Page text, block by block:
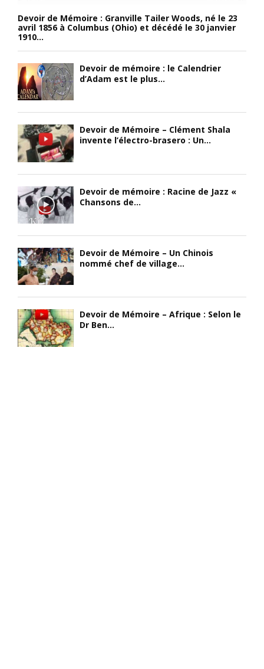
Devoir de Mémoire : Granville Tailer Woods, né le 23
avril 1856 à Columbus (Ohio) et décédé le 30 janvier
1910...
Devoir de mémoire : le Calendrier
d’Adam est le plus...
Devoir de Mémoire – Clément Shala
invente l’électro-brasero : Un...
Devoir de mémoire : Racine de Jazz «
Chansons de...
Devoir de Mémoire – Un Chinois
nommé chef de village...
Devoir de Mémoire – Afrique : Selon le
Dr Ben...